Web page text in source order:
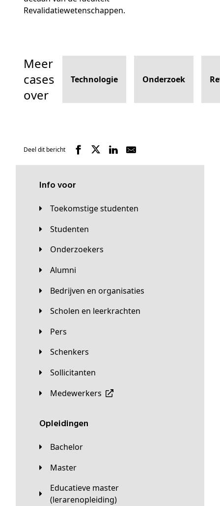
Revalidatiewetenschappen.
Meer
cases
over
Technologie Onderzoek
Deel dit bericht
Info voor
Toekomstige studenten
Studenten
Onderzoekers
Alumni
Bedrijven en organisaties
Scholen en leerkrachten
Pers
Schenkers
Sollicitanten
Medewerkers
Opleidingen
Bachelor
Master
Educatieve master
(lerarenopleiding)